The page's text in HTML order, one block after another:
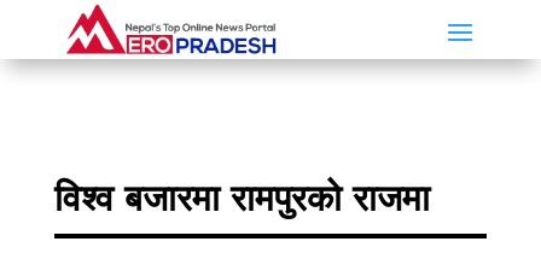
विश्व बजारमा रामपुरको राजमा